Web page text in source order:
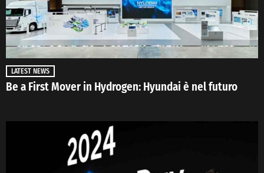
LATEST NEWS
Be a First Mover in Hydrogen: Hyundai è nel futuro